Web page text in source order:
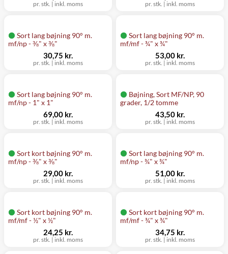
pr. stk. | inkl. moms pr. stk. | inkl. moms
Sort lang bøjning 90° m.
mf/np - ⅜" x ⅜"
pr. stk. | inkl. moms
30,75 kr.
Sort lang bøjning 90° m.
mf/mf - ¾" x ¾"
pr. stk. | inkl. moms
53,00 kr.
Sort lang bøjning 90° m.
mf/np - 1" x 1"
pr. stk. | inkl. moms
69,00 kr.
Bøjning, Sort MF/NP, 90
grader, 1/2 tomme
pr. stk. | inkl. moms
43,50 kr.
Sort kort bøjning 90° m.
mf/np - ⅜" x ⅜"
pr. stk. | inkl. moms
29,00 kr.
Sort lang bøjning 90° m.
mf/np - ¾" x ¾"
pr. stk. | inkl. moms
51,00 kr.
Sort kort bøjning 90° m.
mf/mf - ½" x ½"
pr. stk. | inkl. moms
24,25 kr.
Sort kort bøjning 90° m.
mf/mf - ¾" x ¾"
pr. stk. | inkl. moms
34,75 kr.